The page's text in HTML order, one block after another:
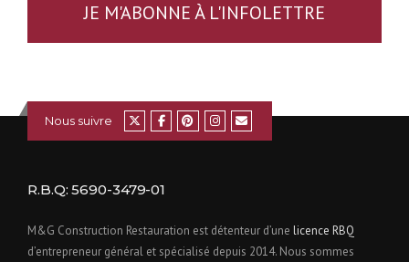
JE M'ABONNE À L'INFOLETTRE
Nous suivre
R.B.Q: 5690-3479-01
M&G Construction Restauration est détenteur d’une licence RBQ
d’entrepreneur général et spécialisé depuis 2014. Nous sommes